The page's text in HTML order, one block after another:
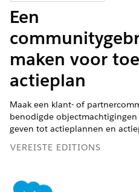
Een
maken voor
actieplan
Maak een klant- of
benodigde
geven tot actieplannen en
VEREISTE EDITIONS